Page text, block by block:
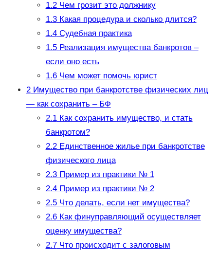
1.2Чем грозит это должнику
1.3Какая процедура и сколько длится?
1.4Судебная практика
1.5Реализация имущества банкротов –
если оно есть
1.6Чем может помочь юрист
2Имущество при банкротстве физических лиц
— как сохранить – БФ
2.1Как сохранить имущество, и стать
банкротом?
2.2Единственное жилье при банкротстве
физического лица
2.3Пример из практики № 1
2.4Пример из практики № 2
2.5Что делать, если нет имущества?
2.6Как финуправляющий осуществляет
оценку имущества?
2.7Что происходит с залоговым